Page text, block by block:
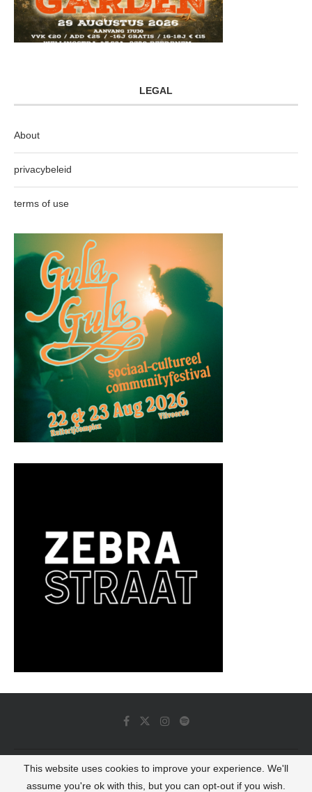
LEGAL
About
privacybeleid
terms of use
© 2022 - Luminous Dash All Rights Reserved
This website uses cookies to improve your experience. We'll
assume you're ok with this, but you can opt-out if you wish.